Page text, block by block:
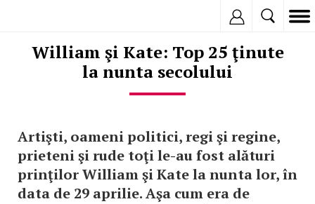
William şi Kate: Top 25 ţinute
la nunta secolului
Artişti, oameni politici, regi şi regine,
prieteni şi rude toţi le-au fost alături
prinţilor William şi Kate la nunta lor, în
data de 29 aprilie. Aşa cum era de